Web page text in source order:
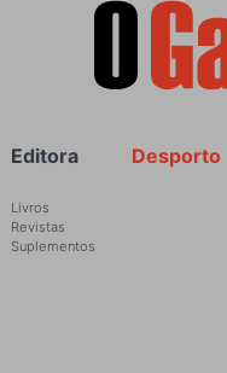
Rodapé Desporto
Editora
Livros
Revistas
Suplementos